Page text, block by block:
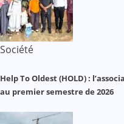
Société
Help To Oldest (HOLD) :
au premier semestre de 2026